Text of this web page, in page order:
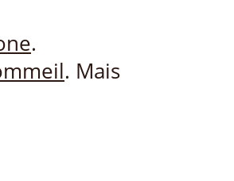
.
. Mais